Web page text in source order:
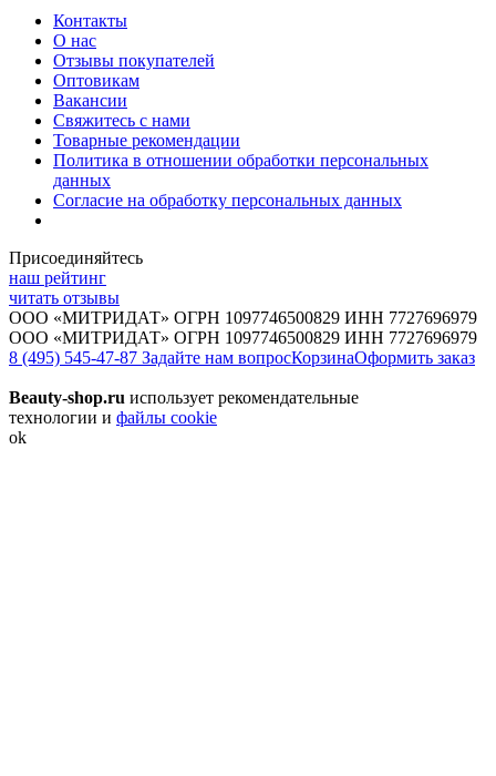
Контакты
О нас
Отзывы покупателей
Оптовикам
Вакансии
Свяжитесь с нами
Товарные рекомендации
Политика в отношении обработки персональных
данных
Согласие на обработку персональных данных
Присоединяйтесь
наш рейтинг
читать отзывы
ООО «МИТРИДАТ» ОГРН 1097746500829 ИНН 7727696979
ООО «МИТРИДАТ» ОГРН 1097746500829 ИНН 7727696979
8 (495) 545-47-87 Задайте нам вопросКорзинаОформить заказ
Beauty-shop.ru использует рекомендательные
технологии и файлы cookie
ok